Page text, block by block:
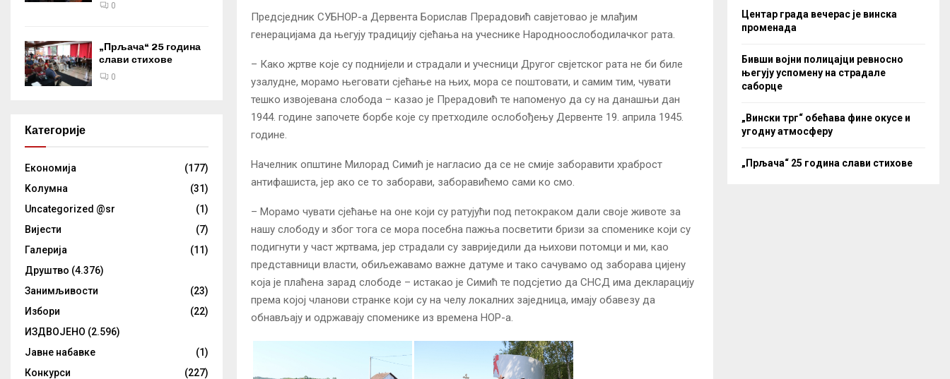
Предсједник СУБНОР-а Дервента Борислав Прерадовић савјетовао је млађим
генерацијама да његују традицију сјећања на учеснике Народноослободилачког рата.
– Како жртве које су поднијели и страдали и учесници Другог свјетског рата не би биле
узалудне, морамо његовати сјећање на њих, мора се поштовати, и самим тим, чувати
тешко извојевана слобода – казао је Прерадовић те напоменуо да су на данашњи дан
1944. године започете борбе које су претходиле ослобођењу Дервенте 19. априла 1945.
године.
Начелник општине Милорад Симић је нагласио да се не смије заборавити храброст
антифашиста, јер ако се то заборави, заборавићемо сами ко смо.
– Морамо чувати сјећање на оне који су ратујући под петокраком дали своје животе за
нашу слободу и због тога се мора посебна пажња посветити бризи за споменике који су
подигнути у част жртвама, јер страдали су завриједили да њихови потомци и ми, као
представници власти, обиљежавамо важне датуме и тако сачувамо од заборава цијену
која је плаћена зарад слободе – истакао је Симић те подсјетио да СНСД има декларацију
према којој чланови странке који су на челу локалних заједница, имају обавезу да
обнављају и одржавају споменике из времена НОР-а.
0
„Прљача“ 25 година
слави стихове
0
Категорије
Eкономија
(177)
Kолумнa
(31)
Uncategorized @sr
(1)
Вијести
(7)
Галерија
(11)
Друштво (4.376)
Занимљивости
(23)
Избори
(22)
ИЗДВОЈЕНО (2.596)
Јавне набавке
(1)
Конкурси
(227)
Центар града вечерас је винска
променада
Бивши војни полицајци ревносно
његују успомену на страдале
саборце
„Вински трг“ обећава фине окусе и
угодну атмосферу
„Прљача“ 25 година слави стихове